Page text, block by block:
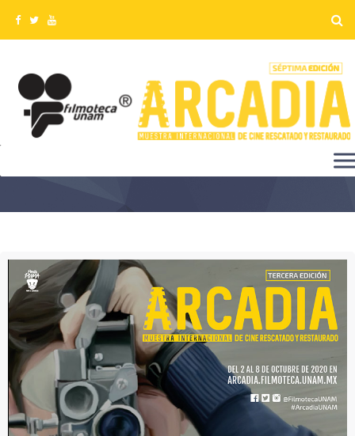
MANTENER VIVA LA MEMORIA EN LA 3A.